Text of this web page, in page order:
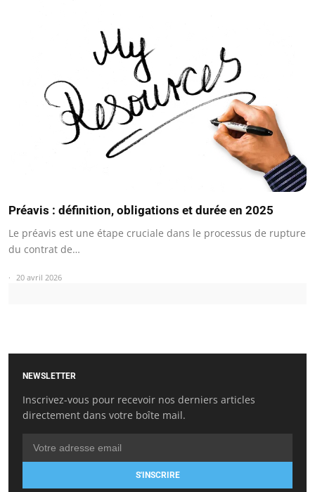
Préavis : définition, obligations et durée en 2025
Le préavis est une étape cruciale dans le processus de rupture
du contrat de…
20 avril 2026
NEWSLETTER
Inscrivez-vous pour recevoir nos derniers articles
directement dans votre boîte mail.
S'INSCRIRE